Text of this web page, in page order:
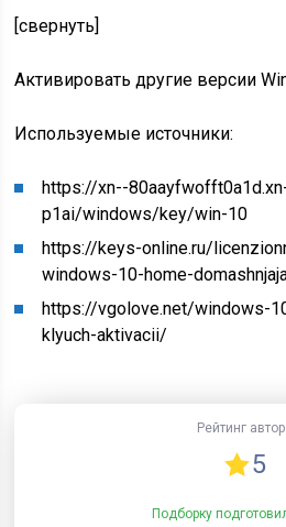
[свернуть]
Активировать другие версии
Используемые источники:
https://xn--
p1ai/windows/key/win-10
https://keys-online.ru/
windows-10-home-
https://vgolove.net/windows-
klyuch-aktivacii/
Рейтинг
5
Подборку